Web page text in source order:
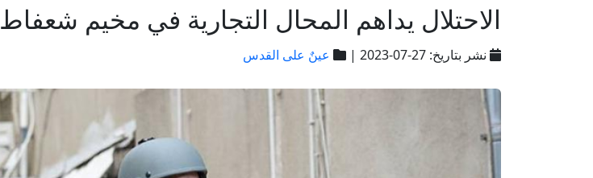
الاحتلال يداهم المحال التجارية في مخيم شعفاط
نشر بتاريخ: 27-07-2023 | عينٌ على القدس